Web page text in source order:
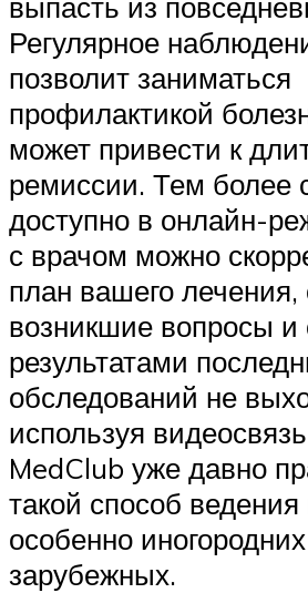
Регулярное
позволит заниматься
профилактикой
может привести к
ремиссии. Тем более
доступно в онлайн-
с врачом можно
план вашего лечения,
возникшие вопросы и
результатами
обследований не
используя
MedClub уже давно
такой способ
особенно
зарубежных.